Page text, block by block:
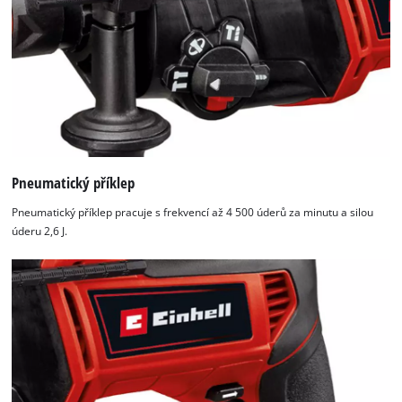
Pneumatický příklep
Pneumatický příklep pracuje s frekvencí až 4 500 úderů za minutu a silou
úderu 2,6 J.